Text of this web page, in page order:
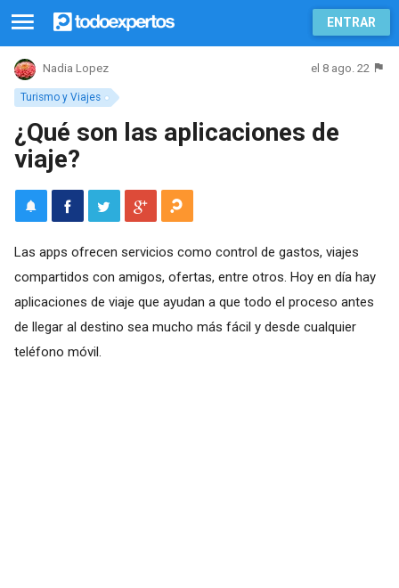
ENTRAR
Turismo y Viajes
Nadia Lopez el 8 ago. 22
¿Qué son las aplicaciones de
viaje?
Las apps ofrecen servicios como control de gastos, viajes
compartidos con amigos, ofertas, entre otros. Hoy en día hay
aplicaciones de viaje que ayudan a que todo el proceso antes
de llegar al destino sea mucho más fácil y desde cualquier
teléfono móvil.